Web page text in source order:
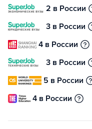
2 в России
3 в России
4 в России
3 в России
5 в России
4 в России